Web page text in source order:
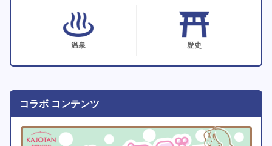
温泉 歴史
コラボ コンテンツ